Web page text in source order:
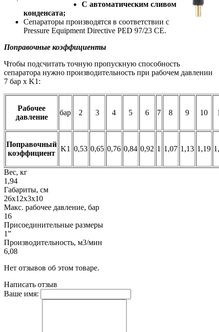
С автоматическим сливом
конденсата;
Сепараторы производятся в соответствии с
Pressure Equipment Directive PED 97/23 CE.
Поправочные коэффициенты
Чтобы подсчитать точную пропускную способность
сепаратора нужно производительность при рабочем давлении
7 бар x K1:
Рабочее
давление
бар 2 3 4 5 6 7 8 9 10
Поправочный
коэффициент
K1 0,53 0,65 0,76 0,84 0,92 1 1,07 1,13 1,19
Вес, кг
1,94
Габариты, см
26х12х3х10
Макс. рабочее давление, бар
16
Присоединительные размеры
1”
Производительность, м3/мин
6,08
Нет отзывов об этом товаре.
Написать отзыв
Ваше имя: